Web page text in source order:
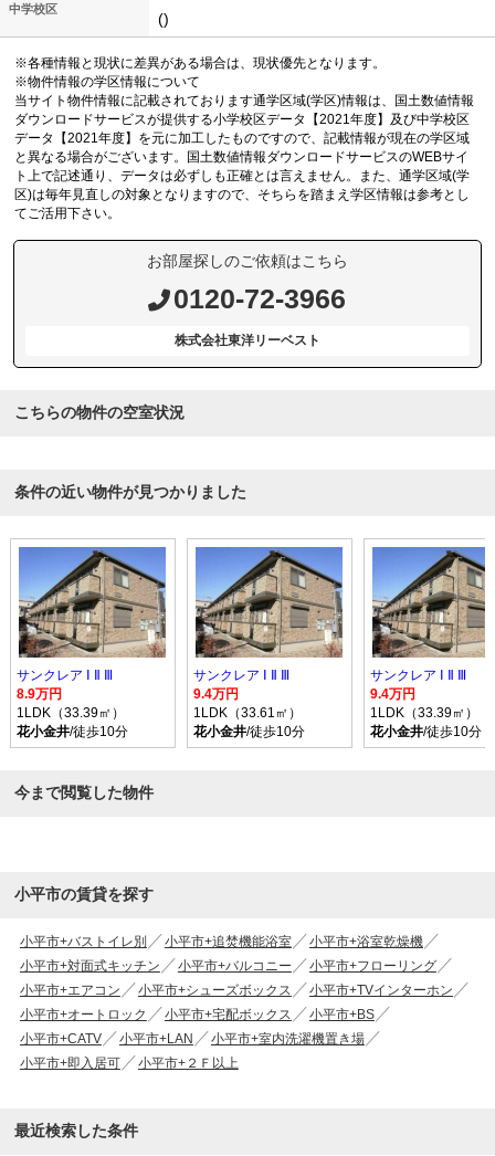
中学校区
()
※各種情報と現状に差異がある場合は、現状優先となります。
※物件情報の学区情報について
当サイト物件情報に記載されております通学区域(学区)情報は、国土数値情報
ダウンロードサービスが提供する小学校区データ【2021年度】及び中学校区
データ【2021年度】を元に加工したものですので、記載情報が現在の学区域
と異なる場合がございます。国土数値情報ダウンロードサービスのWEBサイ
ト上で記述通り、データは必ずしも正確とは言えません。また、通学区域(学
区)は毎年見直しの対象となりますので、そちらを踏まえ学区情報は参考とし
てご活用下さい。
お部屋探しのご依頼はこちら
0120-72-3966
株式会社東洋リーベスト
こちらの物件の空室状況
条件の近い物件が見つかりました
サンクレア Ⅰ Ⅱ Ⅲ
8.9万円
1LDK（33.39㎡）
花小金井/徒歩10分
サンクレア Ⅰ Ⅱ Ⅲ
9.4万円
1LDK（33.61㎡）
花小金井/徒歩10分
サンクレア Ⅰ Ⅱ Ⅲ
9.4万円
1LDK（33.39㎡）
花小金井/徒歩10分
今まで閲覧した物件
小平市の賃貸を探す
小平市+バストイレ別 小平市+追焚機能浴室
小平市+浴室乾燥機
小平市+対面式キッチン
小平市+バルコニー
小平市+フローリング
小平市+エアコン
小平市+シューズボックス
小平市+TVインターホン
小平市+オートロック
小平市+宅配ボックス
小平市+BS
小平市+CATV
小平市+LAN
小平市+室内洗濯機置き場
小平市+即入居可
小平市+２Ｆ以上
最近検索した条件